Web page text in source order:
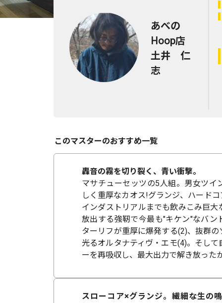
あべの
Hoop店
土井 仁
志
このマスターのおすすめ一覧
轟音の霧を切り裂く、青い衝撃。
マサチューセッツの5人組。男女ツイ
しく重厚なカオス!グランジ、ハード
インダストリアルまでも飲みこみ巨大
放出する強靭で今最も"キケン"なバン
ターリフが重厚に爆発する(2)、抜群
光るオルタナティヴ・エモ(4)。そし
ーを再吸収し、最大出力で解き放った
スローコア×グランジ。繊細な生の